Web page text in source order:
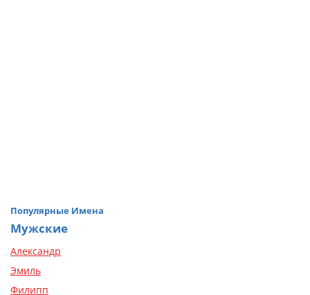
Популярные Имена
Мужские
Александр
Эмиль
Филипп